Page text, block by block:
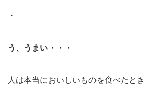
・
う、うまい・・・
人は本当においしいものを食べたと